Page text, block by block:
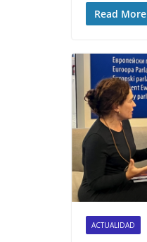
Read More
ACTUALIDAD